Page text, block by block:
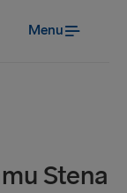
Menu
Stena